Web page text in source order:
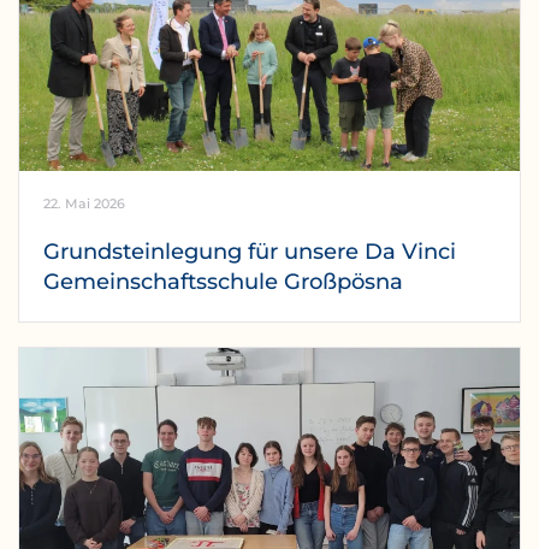
22. Mai 2026
Grundsteinlegung für unsere Da Vinci
Gemeinschaftsschule Großpösna